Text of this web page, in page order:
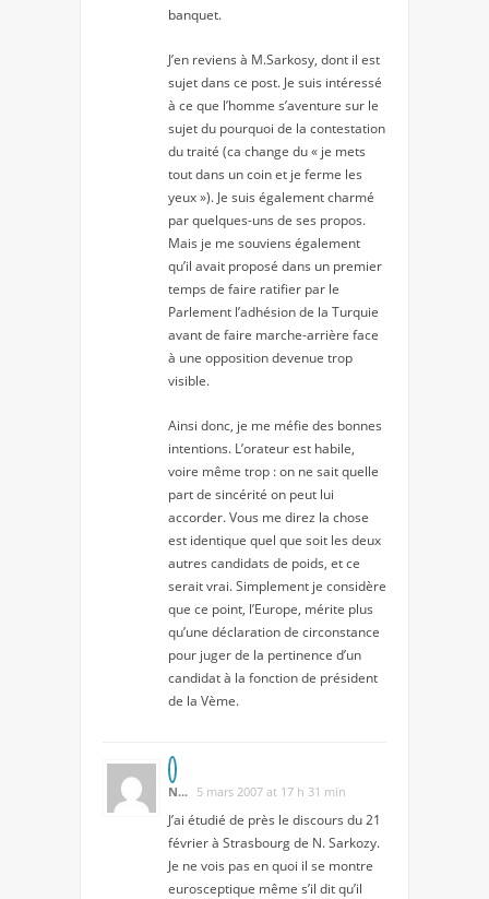
banquet.
J’en reviens à M.Sarkosy, dont il est
sujet dans ce post. Je suis intéressé
à ce que l’homme s’aventure sur le
sujet du pourquoi de la contestation
du traité (ca change du « je mets
tout dans un coin et je ferme les
yeux »). Je suis également charmé
par quelques-uns de ses propos.
Mais je me souviens également
qu’il avait proposé dans un premier
temps de faire ratifier par le
Parlement l’adhésion de la Turquie
avant de faire marche-arrière face
à une opposition devenue trop
visible.
Ainsi donc, je me méfie des bonnes
intentions. L’orateur est habile,
voire même trop : on ne sait quelle
part de sincérité on peut lui
accorder. Vous me direz la chose
est identique quel que soit les deux
autres candidats de poids, et ce
serait vrai. Simplement je considère
que ce point, l’Europe, mérite plus
qu’une déclaration de circonstance
pour juger de la pertinence d’un
candidat à la fonction de président
de la Vème.
N... 5 mars 2007 at 17 h 31 min
J’ai étudié de près le discours du 21
février à Strasbourg de N. Sarkozy.
Je ne vois pas en quoi il se montre
eurosceptique même s’il dit qu’il